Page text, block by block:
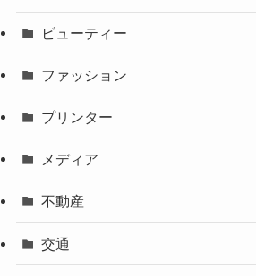
ビューティー
ファッション
プリンター
メディア
不動産
交通